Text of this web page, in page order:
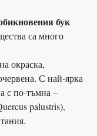
бук
са много
окраска,
С най-ярка
с по-тъмна –
palustris),